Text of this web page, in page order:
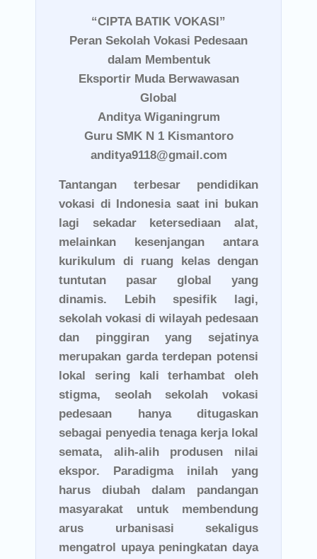
“CIPTA BATIK VOKASI”
Peran Sekolah Vokasi Pedesaan
dalam Membentuk
Eksportir Muda Berwawasan
Global
Anditya Wiganingrum
Guru SMK N 1 Kismantoro
anditya9118@gmail.com
Tantangan terbesar pendidikan
vokasi di Indonesia saat ini bukan
lagi sekadar ketersediaan alat,
melainkan kesenjangan antara
kurikulum di ruang kelas dengan
tuntutan pasar global yang
dinamis. Lebih spesifik lagi,
sekolah vokasi di wilayah pedesaan
dan pinggiran yang sejatinya
merupakan garda terdepan potensi
lokal sering kali terhambat oleh
stigma, seolah sekolah vokasi
pedesaan hanya ditugaskan
sebagai penyedia tenaga kerja lokal
semata, alih-alih produsen nilai
ekspor. Paradigma inilah yang
harus diubah dalam pandangan
masyarakat untuk membendung
arus urbanisasi sekaligus
mengatrol upaya peningkatan daya